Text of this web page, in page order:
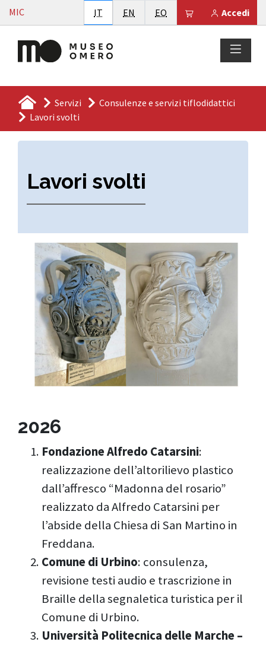
Vai al contenuto
MIC Accedi
Il tuo carrello è
IT Italiano
EN English
EO Esperanto
Servizi
Consulenze e servizi tiflodidattici
Lavori svolti
Lavori svolti
2026
Fondazione Alfredo Catarsini:
realizzazione dell’altorilievo plastico
dall’affresco “Madonna del rosario”
realizzato da Alfredo Catarsini per
l’abside della Chiesa di San Martino in
Freddana.
Comune di Urbino: consulenza,
revisione testi audio e trascrizione in
Braille della segnaletica turistica per il
Comune di Urbino.
Università Politecnica delle Marche –